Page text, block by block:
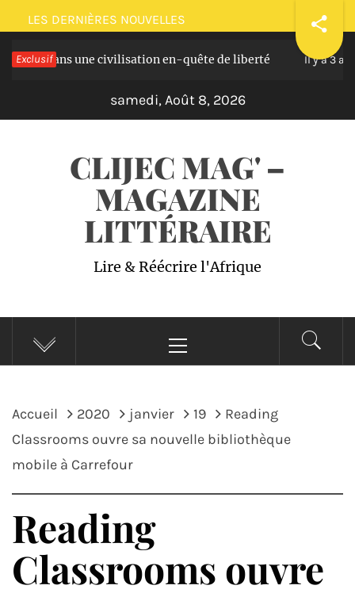
Passer
au
contenu
LES DERNIÈRES NOUVELLES
Exclusif
une civilisation en-quête de liberté Il y a 3 ans
samedi, Août 8, 2026
CLIJEC MAG' –
MAGAZINE
LITTÉRAIRE
Lire & Réécrire l'Afrique
principal
Accueil 2020 janvier 19
Reading
Classrooms ouvre sa nouvelle bibliothèque
mobile à Carrefour
Reading
Classrooms ouvre